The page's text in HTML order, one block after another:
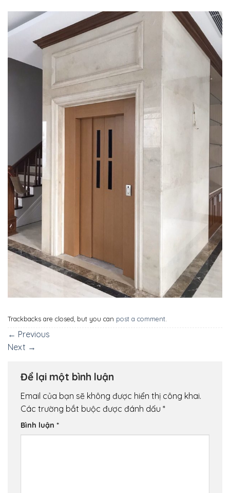
Trackbacks are closed, but you can post a comment
← Previous
Next →
Để lại một bình luận
Email của bạn sẽ không được hiển thị công khai.
Các trường bắt buộc được đánh dấu *
Bình luận *